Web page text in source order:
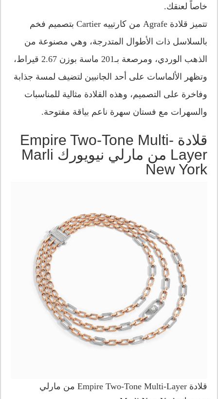
خاصاً لعنقك.
تتميز قلادة Agrafe من كارتييه Cartier بتصميم فخم
بالسلاسل ذات الأطوال المتدرجة، وهي مصنوعة من
الذهب الوردي، ومرصعة بـ201 ماسة بوزن 2.67 قيراط،
وتظهر الألماسات على أحد الجانبين لتضيف لمسة جذابة
وفاخرة على التصميم، وهذه القلادة مثالية للمناسبات
والسهرات مع فستان سهرة ناعم بياقة مفتوحة.
قلادة Empire Two-Tone Multi-
Layer من مارلي نيويورك Marli
New York
قلادة Empire Two-Tone Multi-Layer من مارلي